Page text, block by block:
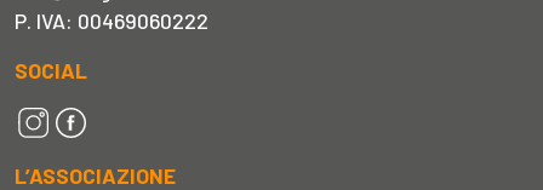
P. IVA: 00469060222
SOCIAL
L’ASSOCIAZIONE